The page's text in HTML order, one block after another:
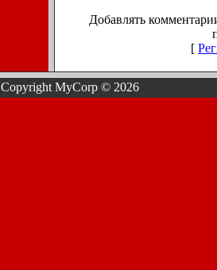
Добавлять
[
Copyright MyCorp © 2026